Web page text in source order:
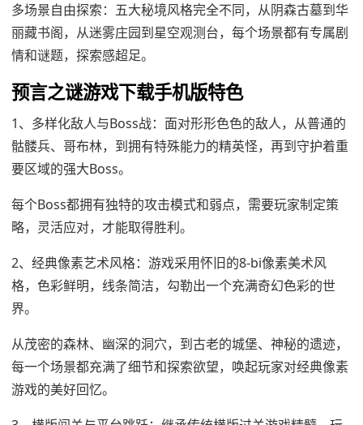
多场景自由探索：五大秘境风格完全不同，从阴森古墓到华
丽藏书阁，从迷雾庄园到星空观测台，每个场景都有专属剧
情和谜题，探索感超足。
预言之谜游戏下载手机版特色
1、多样化敌人与Boss战：面对形形色色的敌人，从普通的
骷髅兵、哥布林，到拥有特殊能力的精英怪，再到守护着重
要区域的强大Boss。
每个Boss都拥有独特的攻击模式和弱点，需要玩家制定策
略，灵活应对，才能取得胜利。
2、经典像素艺术风格：游戏采用怀旧的8-bi像素美术风
格，色彩鲜明，线条简洁，勾勒出一个充满奇幻色彩的世
界。
从茂密的森林、幽深的洞穴，到古老的城堡、神秘的遗迹，
每一个场景都充满了细节和探索欲望，唤起玩家对经典像素
游戏的美好回忆。